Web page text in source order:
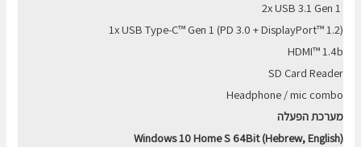
1x USB Type-C™ Gen 1 (PD 3.0 + DisplayPort™ 1.2)
HDMI™ 1.4b
SD Card Reader
Headphone / mic combo
מערכת הפעלה
Windows 10 Home S 64Bit (Hebrew, English)